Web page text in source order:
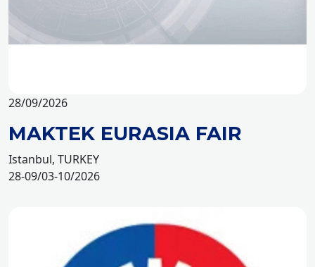
28/09/2026
MAKTEK EURASIA FAIR
Istanbul, TURKEY
28-09/03-10/2026